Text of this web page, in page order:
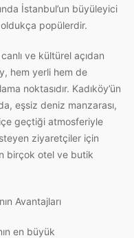
İstanbul’un büyüleyici
popülerdir.
ve kültürel açıdan
hem yerli hem de
noktasıdır. Kadıköy’ün
eşsiz deniz manzarası,
geçtiği atmosferiyle
ziyaretçiler için
birçok otel ve butik
Avantajları
en büyük